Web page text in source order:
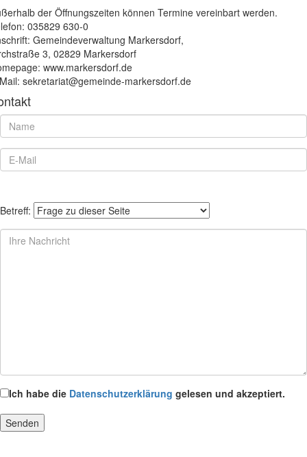
der Öffnungszeiten können Termine vereinbart werden.
035829 630-0
Gemeindeverwaltung Markersdorf,
3, 02829 Markersdorf
www.markersdorf.de
sekretariat@gemeinde-markersdorf.de
Betreff:
Ich habe die Datenschutzerklärung gelesen und akzeptiert.